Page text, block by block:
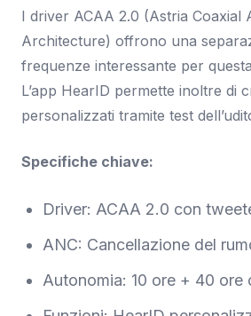
I driver ACAA 2.0 (Astria Coaxial
Architecture) offrono una
frequenze interessante per
L’app HearID permette inoltre di
personalizzati tramite test
Specifiche chiave:
Driver: ACAA 2.0 con
ANC: Cancellazione del
Autonomia: 10 ore + 40 ore